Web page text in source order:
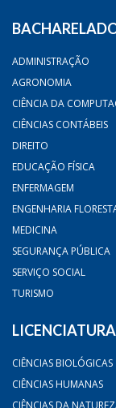
ADMINISTRAÇÃO
AGRONOMIA
CIÊNCIA DA
CIÊNCIAS CONTÁBEIS
DIREITO
EDUCAÇÃO FÍSICA
ENFERMAGEM
ENGENHARIA
MEDICINA
SEGURANÇA PÚBLICA
SERVIÇO SOCIAL
TURISMO
LICENCIATURA
CIÊNCIAS BIOLÓGICAS
CIÊNCIAS HUMANAS
CIÊNCIAS DA